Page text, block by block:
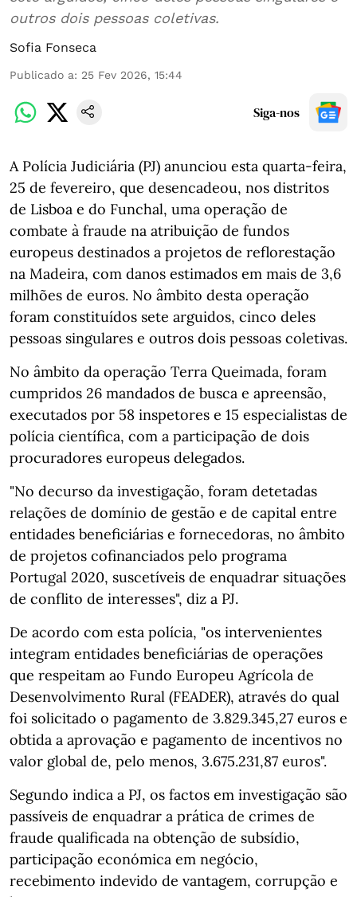
outros dois pessoas coletivas.
Sofia Fonseca
Publicado a: 25 Fev 2026, 15:44
Siga-nos
A Polícia Judiciária (PJ) anunciou esta quarta-feira,
25 de fevereiro, que desencadeou, nos distritos
de Lisboa e do Funchal, uma operação de
combate à fraude na atribuição de fundos
europeus destinados a projetos de reflorestação
na Madeira, com danos estimados em mais de 3,6
milhões de euros. No âmbito desta operação
foram constituídos sete arguidos, cinco deles
pessoas singulares e outros dois pessoas coletivas.
No âmbito da operação Terra Queimada, foram
cumpridos 26 mandados de busca e apreensão,
executados por 58 inspetores e 15 especialistas de
polícia científica, com a participação de dois
procuradores europeus delegados.
"No decurso da investigação, foram detetadas
relações de domínio de gestão e de capital entre
entidades beneficiárias e fornecedoras, no âmbito
de projetos cofinanciados pelo programa
Portugal 2020, suscetíveis de enquadrar situações
de conflito de interesses", diz a PJ.
De acordo com esta polícia, "os intervenientes
integram entidades beneficiárias de operações
que respeitam ao Fundo Europeu Agrícola de
Desenvolvimento Rural (FEADER), através do qual
foi solicitado o pagamento de 3.829.345,27 euros e
obtida a aprovação e pagamento de incentivos no
valor global de, pelo menos, 3.675.231,87 euros".
Segundo indica a PJ, os factos em investigação são
passíveis de enquadrar a prática de crimes de
fraude qualificada na obtenção de subsídio,
participação económica em negócio,
recebimento indevido de vantagem, corrupção e